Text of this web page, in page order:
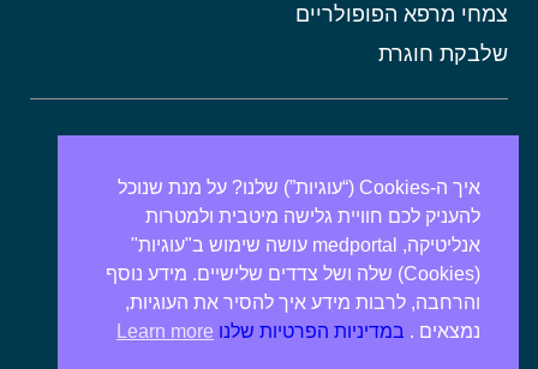
צמחי מרפא הפופולריים
שלבקת חוגרת
אורטיקריה
מתכונים בריאים
אבנים בכיס המרה
מרולה
מורינגה
אלוורה
איך ה-Cookies (“עוגיות”) שלנו? על מנת שנוכל
להעניק לכם חוויית גלישה מיטבית ולמטרות
אנליטיקה, medportal עושה שימוש ב"עוגיות"
(Cookies) שלה ושל צדדים שלישיים. מידע נוסף
והרחבה, לרבות מידע איך להסיר את העוגיות,
נמצאים . במדיניות הפרטיות שלנו Learn more